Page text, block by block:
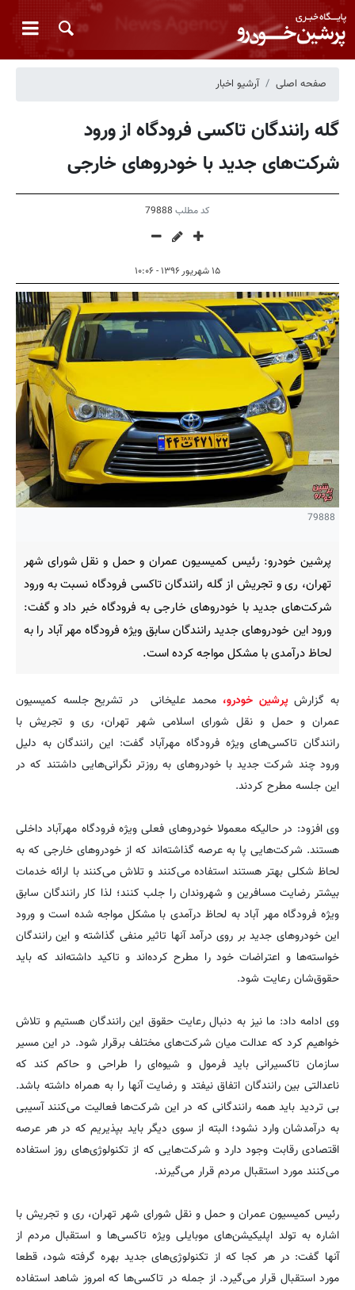
صفحه اصلی آرشیو اخبار
گله رانندگان تاکسی فرودگاه از ورود
شرکت‌های جدید با خودروهای خارجی
کد مطلب 79888
۱۵ شهریور ۱۳۹۶ - ۱۰:۰۶
79888
پرشین خودرو: رئیس کمیسیون عمران و حمل و نقل شورای شهر
تهران، ری و تجریش از گله رانندگان تاکسی‌ فرودگاه نسبت به ورود
شرکت‌های جدید با خودروهای خارجی به فرودگاه خبر داد و گفت:
ورود این خودروهای جدید رانندگان سابق ویژه فرودگاه مهر آباد را به
لحاظ درآمدی با مشکل مواجه کرده است.
به گزارشپرشین خودرو، محمد علیخانی در تشریح جلسه کمیسیون
عمران و حمل و نقل شورای اسلامی شهر تهران، ری و تجریش با
رانندگان تاکسی‌های ویژه فرودگاه مهرآباد گفت: این رانندگان به دلیل
ورود چند شرکت جدید با خودروهای به روزتر نگرانی‌هایی داشتند که در
این جلسه مطرح کردند.
وی افزود: در حالیکه معمولا خودروهای فعلی ویژه فرودگاه مهرآباد داخلی
هستند. شرکت‌هایی پا به عرصه گذاشته‌اند که از خودروهای خارجی که به
لحاظ شکلی بهتر هستند استفاده می‌کنند و تلاش می‌کنند با ارائه خدمات
بیشتر رضایت مسافرین و شهروندان را جلب کنند؛ لذا کار رانندگان سابق
ویژه فرودگاه مهر آباد به لحاظ درآمدی با مشکل مواجه شده است و ورود
این خودروهای جدید بر روی درآمد آنها تاثیر منفی گذاشته و این رانندگان
خواسته‌ها و اعتراضات خود را مطرح کرده‌اند و تاکید داشته‌اند که باید
حقوق‌شان رعایت شود.
وی ادامه داد: ما نیز به دنبال رعایت حقوق این رانندگان هستیم و تلاش
خواهیم کرد که عدالت میان شرکت‌های مختلف برقرار شود. در این مسیر
سازمان تاکسیرانی باید فرمول و شیوه‌ای را طراحی و حاکم کند که
ناعدالتی بین رانندگان اتفاق نیفتد و رضایت آنها را به همراه داشته باشد.
بی تردید باید همه رانندگانی که در این شرکت‌ها فعالیت می‌کنند آسیبی
به درآمدشان وارد نشود؛ البته از سوی دیگر باید بپذیریم که در هر عرصه
اقتصادی رقابت وجود دارد و شرکت‌هایی که از تکنولوژی‌های روز استفاده
می‌کنند مورد استقبال مردم قرار می‌گیرند.
رئیس کمیسیون عمران و حمل و نقل شورای شهر تهران، ری و تجریش با
اشاره به تولد اپلیکیشن‌های موبایلی ویژه تاکسی‌ها و استقبال مردم از
آنها گفت: در هر کجا که از تکنولوژی‌های جدید بهره گرفته شود، قطعا
مورد استقبال قرار می‌گیرد. از جمله در تاکسی‌ها که امروز شاهد استفاده